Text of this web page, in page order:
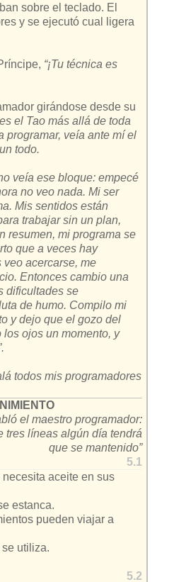
sobre el teclado. El
y se ejecutó cual ligera
“¡Tu técnica es
girándose desde su
el Tao más allá de toda
programar, veía ante mí el
todo.
veía ese bloque: empecé
no veo nada. Mi ser
Mis sentidos están
trabajar sin un plan,
resumen, mi programa se
que a veces hay
acercarse, me
Entonces cambio una
dificultades se
de humo. Compilo mi
y dejo que el gozo del
ojos un momento, y
todos mis programadores
el maestro programador:
tres líneas algún día tendrá
que se mantenido”
5.1
aceite en sus
estanca.
pueden viajar a
utiliza.
5.2